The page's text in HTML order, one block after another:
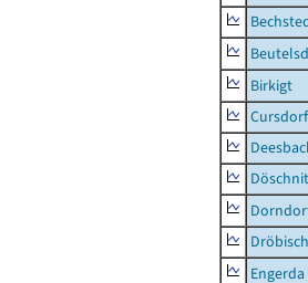
Birkigt
Cursdorf
Engerda